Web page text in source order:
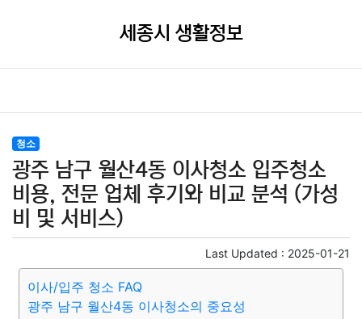
세종시 생활정보
청소
광주 남구 월산4동 이사청소 입주청소
비용, 전문 업체 후기와 비교 분석 (가성
비 및 서비스)
Last Updated : 2025-01-21
이사/입주 청소 FAQ
광주 남구 월산4동 이사청소의 중요성